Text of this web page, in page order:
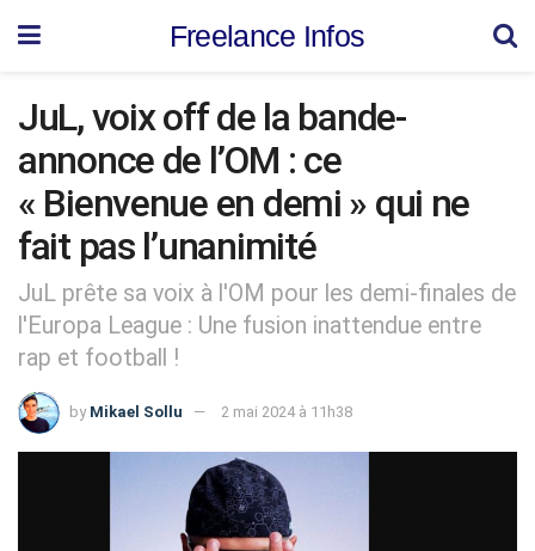
Freelance Infos
JuL, voix off de la bande-
annonce de l’OM : ce
« Bienvenue en demi » qui ne
fait pas l’unanimité
JuL prête sa voix à l'OM pour les demi-finales de
l'Europa League : Une fusion inattendue entre
rap et football !
by Mikael Sollu 2 mai 2024 à 11h38